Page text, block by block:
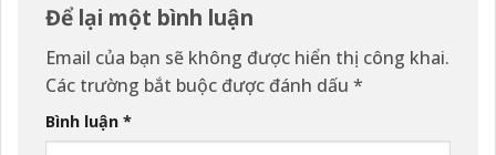
Để lại một bình luận
Email của bạn sẽ không được hiển thị công khai.
Các trường bắt buộc được đánh dấu *
Bình luận *